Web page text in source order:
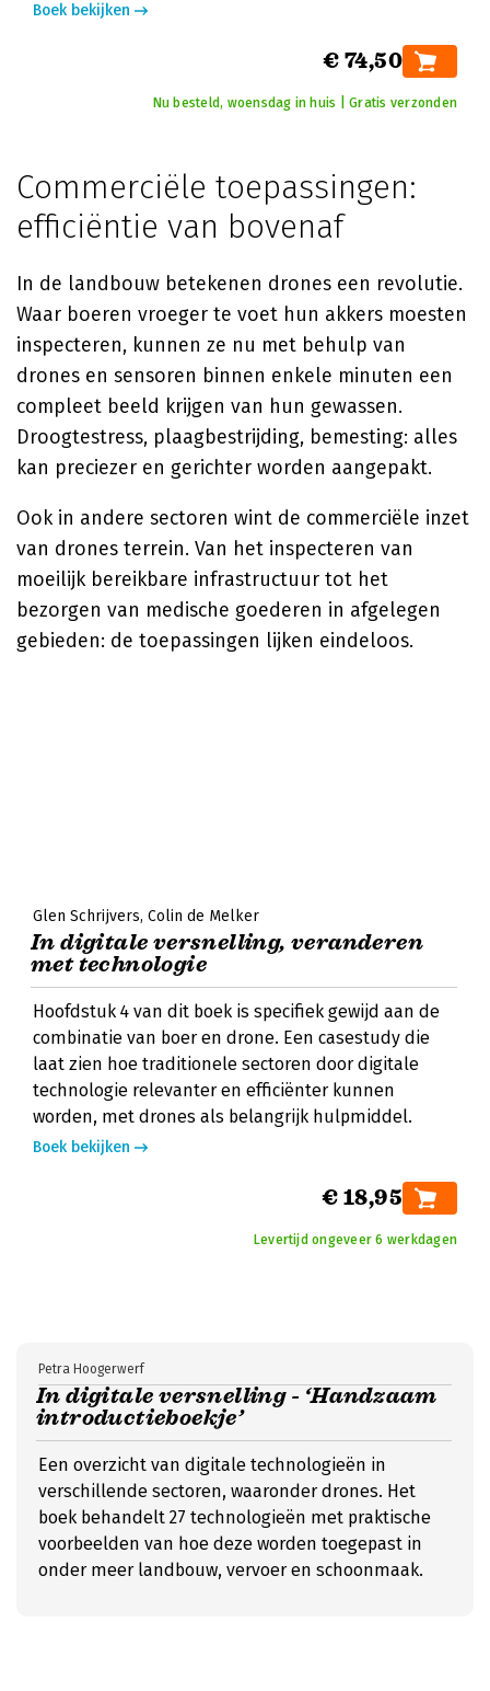
Boek bekijken
€ 74,50
Nu besteld, woensdag in huis | Gratis verzonden
Commerciële toepassingen:
efficiëntie van bovenaf
In de landbouw betekenen drones een revolutie.
Waar boeren vroeger te voet hun akkers moesten
inspecteren, kunnen ze nu met behulp van
drones en sensoren binnen enkele minuten een
compleet beeld krijgen van hun gewassen.
Droogtestress, plaagbestrijding, bemesting: alles
kan preciezer en gerichter worden aangepakt.
Ook in andere sectoren wint de commerciële inzet
van drones terrein. Van het inspecteren van
moeilijk bereikbare infrastructuur tot het
bezorgen van medische goederen in afgelegen
gebieden: de toepassingen lijken eindeloos.
Glen Schrijvers Colin de Melker
In digitale versnelling, veranderen
met technologie
Hoofdstuk 4 van dit boek is specifiek gewijd aan de
combinatie van boer en drone. Een casestudy die
laat zien hoe traditionele sectoren door digitale
technologie relevanter en efficiënter kunnen
worden, met drones als belangrijk hulpmiddel.
Boek bekijken
€ 18,95
Levertijd ongeveer 6 werkdagen
In digitale versnelling - ‘Handzaam
introductieboekje’
Petra Hoogerwerf
Een overzicht van digitale technologieën in
verschillende sectoren, waaronder drones. Het
boek behandelt 27 technologieën met praktische
voorbeelden van hoe deze worden toegepast in
onder meer landbouw, vervoer en schoonmaak.